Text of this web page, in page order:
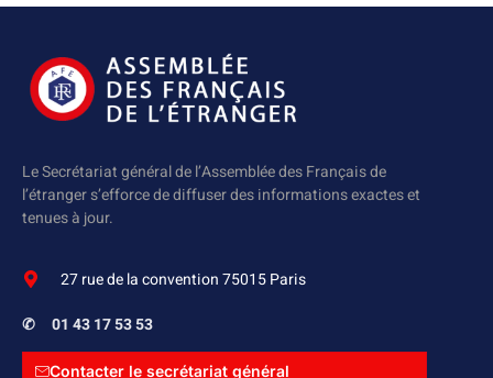
Le Secrétariat général de l’Assemblée des Français de
l’étranger s’efforce de diffuser des informations exactes et
tenues à jour.
27 rue de la convention 75015 Paris
✆ 01 43 17 53 53
Contacter le secrétariat général